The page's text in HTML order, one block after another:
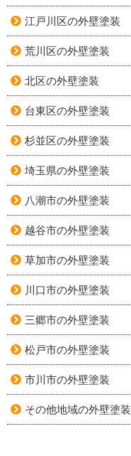
江戸川区の外壁塗装
荒川区の外壁塗装
北区の外壁塗装
台東区の外壁塗装
杉並区の外壁塗装
埼玉県の外壁塗装
八潮市の外壁塗装
越谷市の外壁塗装
草加市の外壁塗装
川口市の外壁塗装
三郷市の外壁塗装
松戸市の外壁塗装
市川市の外壁塗装
その他地域の外壁塗装